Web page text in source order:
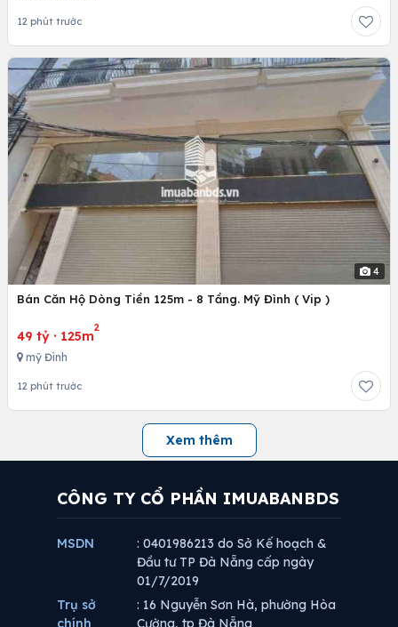
12 phút trước
4
Bán Căn Hộ Dòng Tiền 125m - 8 Tầng. Mỹ Đình ( Vip )
49 tỷ · 125m
2
mỹ Đình
12 phút trước
Xem thêm
CÔNG TY CỔ PHẦN IMUABANBDS
MSDN
: 0401986213 do Sở Kế hoạch &
Đầu tư TP Đà Nẵng cấp ngày
01/7/2019
Trụ sở
chính
: 16 Nguyễn Sơn Hà, phường Hòa
Cường, tp Đà Nẵng